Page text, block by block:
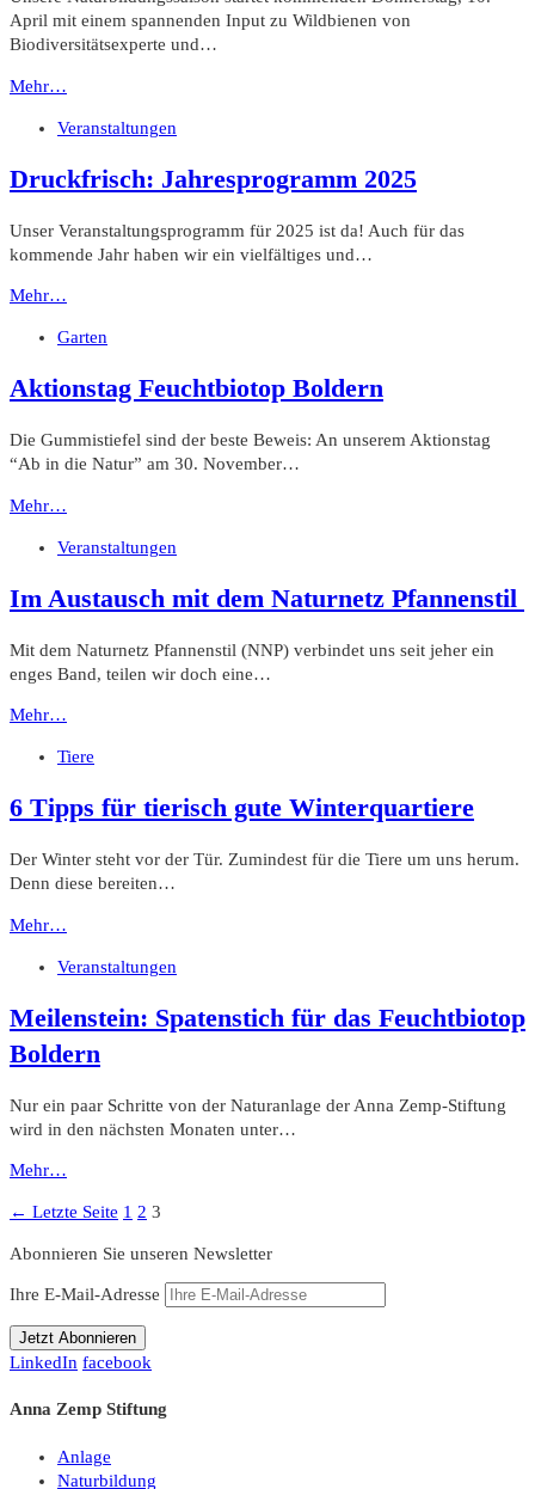
April mit einem spannenden Input zu Wildbienen von
Biodiversitätsexperte und…
Mehr…
Veranstaltungen
Druckfrisch: Jahresprogramm 2025
Unser Veranstaltungsprogramm für 2025 ist da! Auch für das
kommende Jahr haben wir ein vielfältiges und…
Mehr…
Garten
Aktionstag Feuchtbiotop Boldern
Die Gummistiefel sind der beste Beweis: An unserem Aktionstag
“Ab in die Natur” am 30. November…
Mehr…
Veranstaltungen
Im Austausch mit dem Naturnetz Pfannenstil
Mit dem Naturnetz Pfannenstil (NNP) verbindet uns seit jeher ein
enges Band, teilen wir doch eine…
Mehr…
Tiere
6 Tipps für tierisch gute Winterquartiere
Der Winter steht vor der Tür. Zumindest für die Tiere um uns herum.
Denn diese bereiten…
Mehr…
Veranstaltungen
Meilenstein: Spatenstich für das Feuchtbiotop
Boldern
Nur ein paar Schritte von der Naturanlage der Anna Zemp-Stiftung
wird in den nächsten Monaten unter…
Mehr…
Seitennummerierung
der
Beiträge
← Letzte Seite Seite
1 Seite
2 Seite
3
Abonnieren Sie unseren Newsletter
Ihre E-Mail-Adresse
LinkedIn facebook
Anna Zemp Stiftung
Anlage
Naturbildung